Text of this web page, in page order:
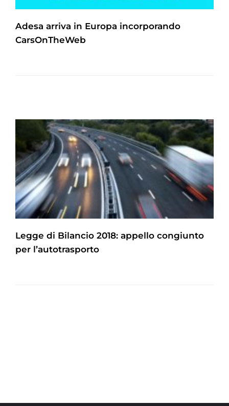
Adesa arriva in Europa incorporando
CarsOnTheWeb
Legge di Bilancio 2018: appello congiunto
per l’autotrasporto